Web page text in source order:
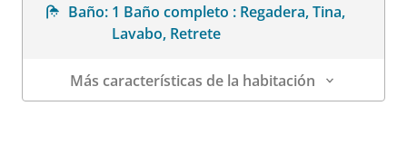
Baño: 1 Baño completo : Regadera, Tina,
Lavabo, Retrete
Más características de la habitación